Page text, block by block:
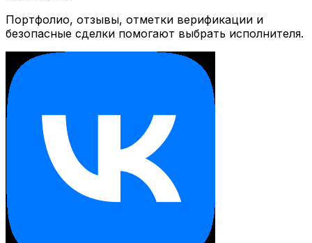
Портфолио, отзывы, отметки верификации и
безопасные сделки помогают выбрать исполнителя.